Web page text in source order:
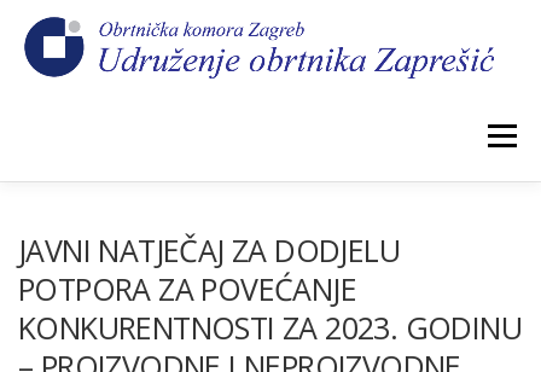
sadržaj
Izbornik
O NAMA CEHOVI KOMORSKI DOPRINOS
JAVNI NATJEČAJ ZA DODJELU
POTPORA ZA POVEĆANJE
KONKURENTNOSTI ZA 2023. GODINU